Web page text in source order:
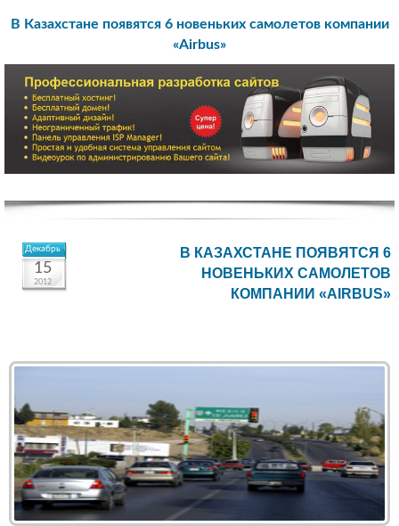
В Казахстане появятся 6 новеньких самолетов компании
«Airbus»
Декабрь
15
2012
В КАЗАХСТАНЕ ПОЯВЯТСЯ 6
НОВЕНЬКИХ САМОЛЕТОВ
КОМПАНИИ «AIRBUS»